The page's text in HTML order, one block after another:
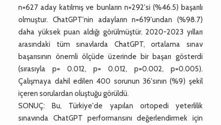
n=627 aday katılmış ve bunların n=292'si (%46.5) başarılı
olmuştur. ChatGPT'nin adayların n=619'undan (%98.7)
daha yüksek puan aldığı görülmüştür. 2020-2023 yılları
arasındaki tüm sınavlarda ChatGPT, ortalama sınav
başarısının önemli ölçüde üzerinde bir başarı gösterdi
(sırasıyla p= 0.012, p= 0.012, p=0.002, p=0.005).
Çalışmaya dahil edilen 400 sorunun 36'sının (%9) şekil
içeren sorulardan oluştuğu görüldü.
SONUÇ: Bu, Türkiye'de yapılan ortopedi yeterlilik
sınavında ChatGPT performansını değerlendirmek için